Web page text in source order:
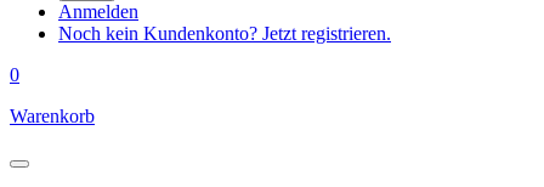
Anmelden
Noch kein Kundenkonto? Jetzt registrieren.
0
Warenkorb